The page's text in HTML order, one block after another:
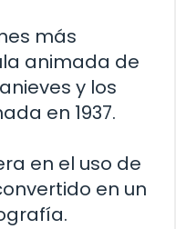
más
animada de
y los
en 1937.
en el uso de
en un